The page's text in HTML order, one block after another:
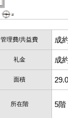
管理費/共益費 成
礼金 成
面積
所在階 5階